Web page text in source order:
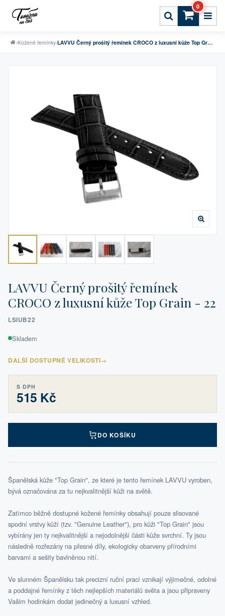
0
›Kožené řemínky› LAVVU Černý prošitý řemínek CROCO z luxusní kůže Top Grain - 22
LAVVU Černý prošitý řemínek
CROCO z luxusní kůže Top Grain - 22
LSIUB22
Skladem
DALŠÍ DOSTUPNÉ VELIKOSTI→
S DPH
515 Kč
DO KOŠÍKU
Španělská kůže "Top Grain", ze které je tento řemínek LAVVU vyroben,
bývá označována za tu nejkvalitnější kůži na světě.
Zatímco běžně dostupné kožené řemínky obsahují pouze slisované
spodní vrstvy kůží (tzv. "Genuine Leather"), pro kůži "Top Grain" jsou
vybírány jen ty nejkvalitnější a nejodolnější části kůže svrchní. Ty jsou
následně rozřezány na přesné díly, ekologicky obarveny přírodními
barvami a sešity bavlněnou nití.
Ve slunném Španělsku tak precizní ruční prací vznikají výjimečné, odolné
a poddajné řemínky z těch nejlepších materiálů světa a jsou připraveny
Vašim hodinkám dodat jedinečný a luxusní vzhled.